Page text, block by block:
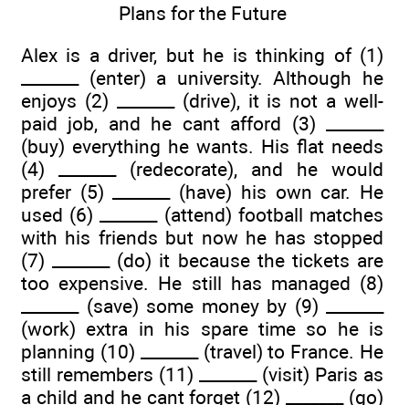
Plans for the Future
Alex is a driver, but he is thinking of (1)
_______ (enter) a university. Although he
enjoys (2) _______ (drive), it is not a well-
paid job, and he cant afford (3) _______
(buy) everything he wants. His flat needs
(4) _______ (redecorate), and he would
prefer (5) _______ (have) his own car. He
used (6) _______ (attend) football matches
with his friends but now he has stopped
(7) _______ (do) it because the tickets are
too expensive. He still has managed (8)
_______ (save) some money by (9) _______
(work) extra in his spare time so he is
planning (10) _______ (travel) to France. He
still remembers (11) _______ (visit) Paris as
a child and he cant forget (12) _______ (go)